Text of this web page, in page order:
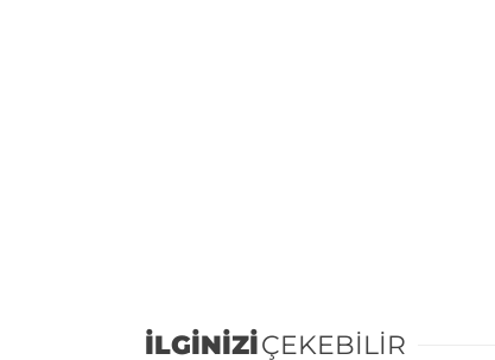
İLGİNİZİÇEKEBİLİR